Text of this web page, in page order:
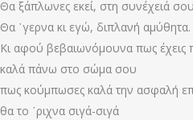
Θα ξάπλωνες εκεί, στη συνέχειά
Θα ῾γερνα κι εγώ, διπλανή αμύθητα.
Κι αφού βεβαιωνόμουνα πως έχεις
καλά πάνω στο σώμα σου
πως κούμπωσες καλά την ασφαλή
θα το ῾ριχνα σιγά-σιγά